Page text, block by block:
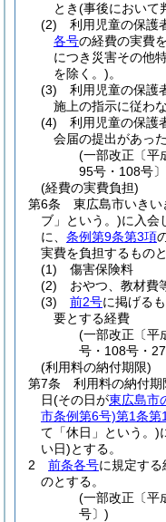
とき(事後において
(2)
利用児童の保護
各号の経費の実費
につき災害その他
を除く。)。
(3)
利用児童の保護
施上の指示に従わな
(4)
利用児童の保護
会届の提出があった
(一部改正〔平
95号・108号
(経費の実費負担)
第6条
東広島市いき
ブ」という。)に入会
に、 条例第9条第3項
実費を負担するものと
(1)
傷害保険料
(2)
おやつ、教材費
(3)
前2号に掲げる
要とする経費
(一部改正〔平
号・108号・
(利用料の納付期限)
第7条
利用料の納付
日(その日が東広島市
市条例第6号)第1条第
て「休日」という。)
い日)とする。
2
前条各号に規定す
のとする。
(一部改正〔平
号〕)